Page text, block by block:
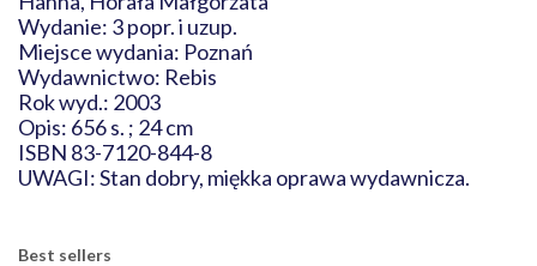
Wydanie: 3 popr. i uzup.
Miejsce wydania: Poznań
Wydawnictwo: Rebis
Rok wyd.: 2003
Opis: 656 s. ; 24 cm
ISBN 83-7120-844-8
UWAGI: Stan dobry, miękka oprawa wydawnicza.
Best sellers